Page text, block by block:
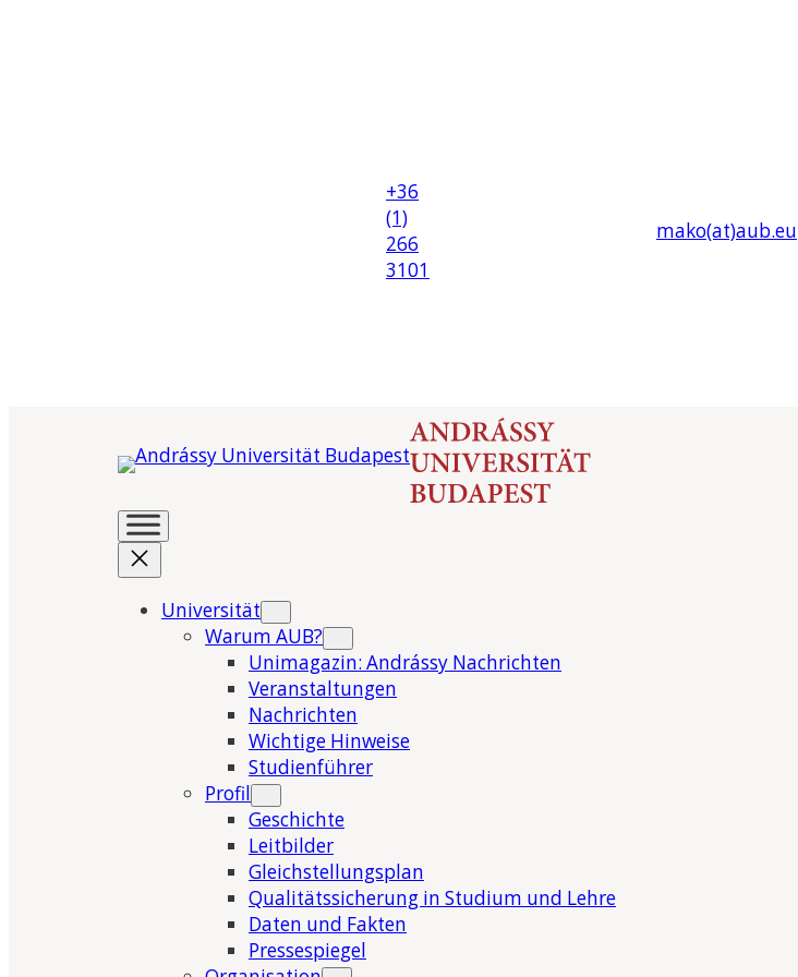
+36
(1)
266
3101
mako(at)aub.eu
Universität
Warum AUB?
Unimagazin: Andrássy Nachrichten
Veranstaltungen
Nachrichten
Wichtige Hinweise
Studienführer
Profil
Geschichte
Leitbilder
Gleichstellungsplan
Qualitätssicherung in Studium und Lehre
Daten und Fakten
Pressespiegel